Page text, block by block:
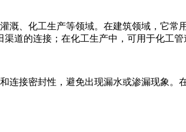
溉、化工生产等领域。在建筑领域，它
道的连接；在化工生产中，可用于化工管
连接密封性，避免出现漏水或渗漏现象